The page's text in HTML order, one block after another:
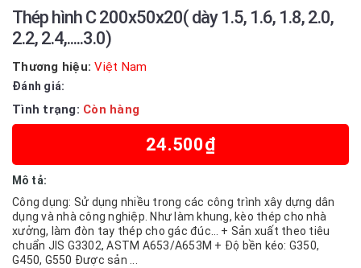
Thép hình C 200x50x20( dày 1.5, 1.6, 1.8, 2.0,
2.2, 2.4,.....3.0)
Thương hiệu: Việt Nam
Đánh giá:
Tình trạng: Còn hàng
24.500₫
Mô tả:
Công dụng: Sử dụng nhiều trong các công trình xây dựng dân
dụng và nhà công nghiệp. Như làm khung, kèo thép cho nhà
xưởng, làm đòn tay thép cho gác đúc… + Sản xuất theo tiêu
chuẩn JIS G3302, ASTM A653/A653M + Độ bền kéo: G350,
G450, G550 Được sản ...